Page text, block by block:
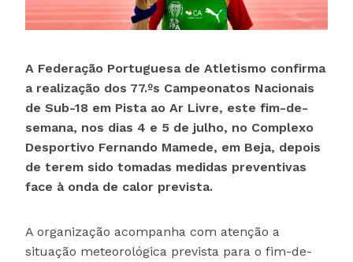
A Federação Portuguesa de Atletismo confirma
a realização dos 77.ºs Campeonatos Nacionais
de Sub-18 em Pista ao Ar Livre, este fim-de-
semana, nos dias 4 e 5 de julho, no Complexo
Desportivo Fernando Mamede, em Beja, depois
de terem sido tomadas medidas preventivas
face à onda de calor prevista.
A organização acompanha com atenção a
situação meteorológica prevista para o fim-de-